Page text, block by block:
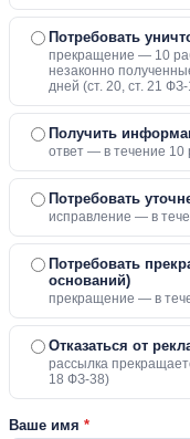
Потребовать
прекращение — 10
незаконно
дней (ст. 20, ст. 21
Получить
ответ — в течение 10
Потребовать
исправление — в
Потребовать
оснований)
прекращение — в
Отказаться от
рассылка
18 ФЗ-38)
Ваше имя *